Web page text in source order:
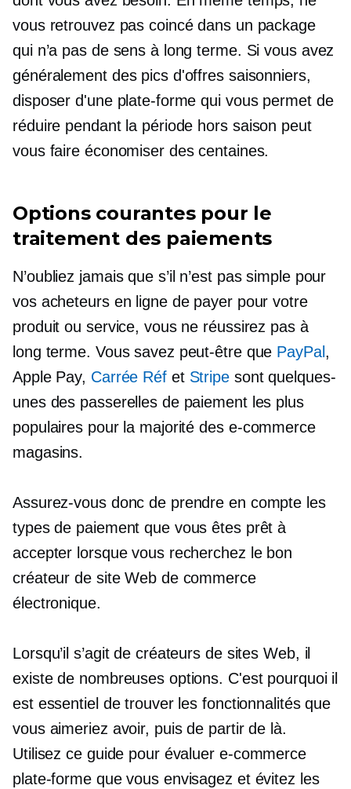
vous retrouvez pas coincé dans un package
qui n’a pas de sens à long terme. Si vous avez
généralement des pics d'offres saisonniers,
disposer d'une plate-forme qui vous permet de
réduire pendant la période hors saison peut
vous faire économiser des centaines.
Options courantes pour le
traitement des paiements
N’oubliez jamais que s’il n’est pas simple pour
vos acheteurs en ligne de payer pour votre
produit ou service, vous ne réussirez pas à
long terme. Vous savez peut-être que PayPal ,
Apple Pay, Carrée Réfet Stripesont quelques-
unes des passerelles de paiement les plus
populaires pour la majorité des e-commerce
magasins.
Assurez-vous donc de prendre en compte les
types de paiement que vous êtes prêt à
accepter lorsque vous recherchez le bon
créateur de site Web de commerce
électronique.
Lorsqu’il s’agit de créateurs de sites Web, il
existe de nombreuses options. C'est pourquoi il
est essentiel de trouver les fonctionnalités que
vous aimeriez avoir, puis de partir de là.
Utilisez ce guide pour évaluer e-commerce
plate-forme que vous envisagez et évitez les